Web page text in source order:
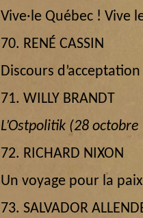
Vive·le Québec ! Vive
70. RENÉ CASSIN
Discours
71. WILLY BRANDT
L’Ostpolitik (28
72. RICHARD NIXON
Un voyage pour la
73. SALVADOR